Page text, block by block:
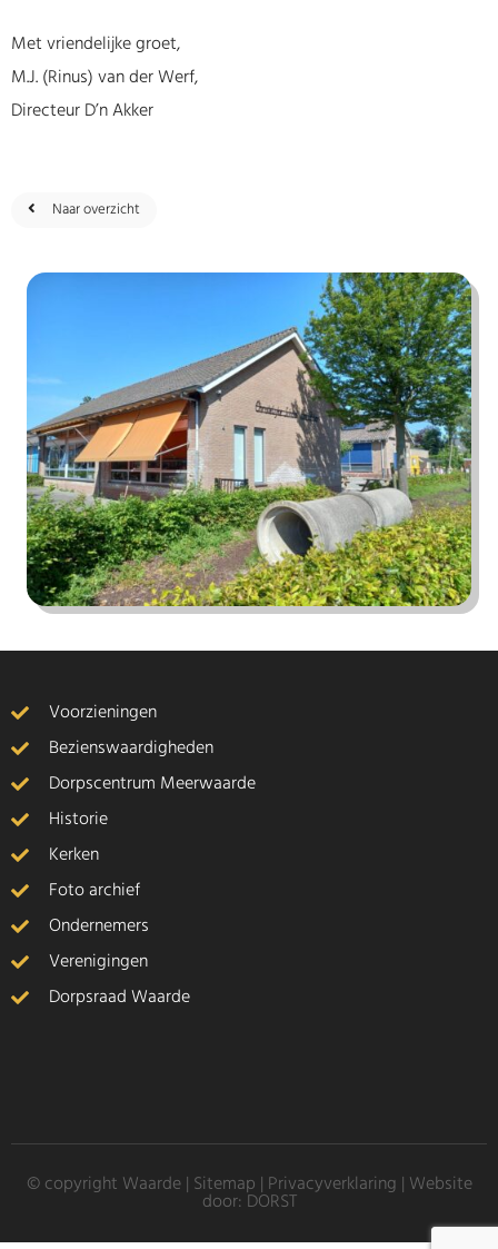
Met vriendelijke groet,
M.J. (Rinus) van der Werf,
Directeur D’n Akker
Naar overzicht
Voorzieningen
Bezienswaardigheden
Dorpscentrum Meerwaarde
Historie
Kerken
Foto archief
Ondernemers
Verenigingen
Dorpsraad Waarde
© copyright Waarde | Sitemap Privacyverklaring | Website
door: DORST